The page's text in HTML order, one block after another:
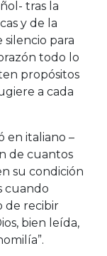
tras la
y de la
para
todo lo
propósitos
a cada
en italiano –
de cuantos
su condición
cuando
de recibir
bien leída,